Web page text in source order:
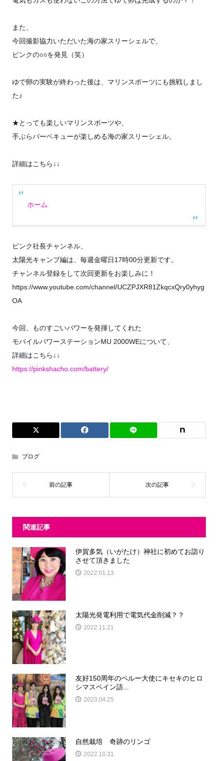
また、
今回撮影協力いただいた海の家スリーシェルで、
ピンクの○○を発見（笑）
ゆで卵の実験が終わった後は、マリンスポーツにも挑戦しまし
た♪
★とっても楽しいマリンスポーツや、
手ぶらバーベキューが楽しめる海の家スリーシェル。
詳細はこちら↓↓
ホーム
ピンク社長チャンネル、
太陽光キャンプ編は、毎週金曜日17時00分更新です。
チャンネル登録をして次回更新をお楽しみに！
https://www.youtube.com/channel/UCZPJXR81ZkqcxQry0yhyg
OA
今回、ものすごいパワーを発揮してくれた
モバイルパワーステーションMU 2000WEについて、
詳細はこちら↓↓
https://pinkshacho.com/battery/
ブログ
関連記事
伊賀多気（いがたけ）神社に初めてお詣り
させて頂きました
2022.01.13
太陽光発電利用で電気代金削減？？
2022.11.21
友好150周年のペルー大使にキセキのヒロ
シマスペイン語...
2023.04.25
自然栽培 奇跡のリンゴ
2022.10.31